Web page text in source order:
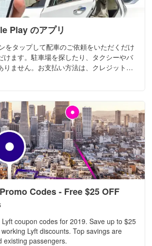
Play のアプリ
をタップして配車のご依頼をいただくだけ
けます。駐車場を探したり、タクシーやバ
りません。お支払い方法は、クレジットカ
市では、現金などもお選びいただけます。
けの際にも、 ぜひUberをご利用くださ
ドいただき、Uberをお試しください。 ご利
www.uber.com/jp/ja/ride/how-it-works/
けて、行き先をご入力ください。アプリが
を把握することにより、ドライバーにお迎
真や車両の詳細情
マップ上で車両の位置を把握することがで
にUberをご利用いただくために、ご乗車後
いての評価やコメントをお願い申し上げま
付されます。 高級な乗車体験をご
なハイヤーがお迎えに上がる、Uber Black
をご参照
help.uber.com/ja-JP/
Codes - Free $25 OFF
coupon codes for 2019. Save up to $25
Lyft discounts. Top savings are
existing passengers.